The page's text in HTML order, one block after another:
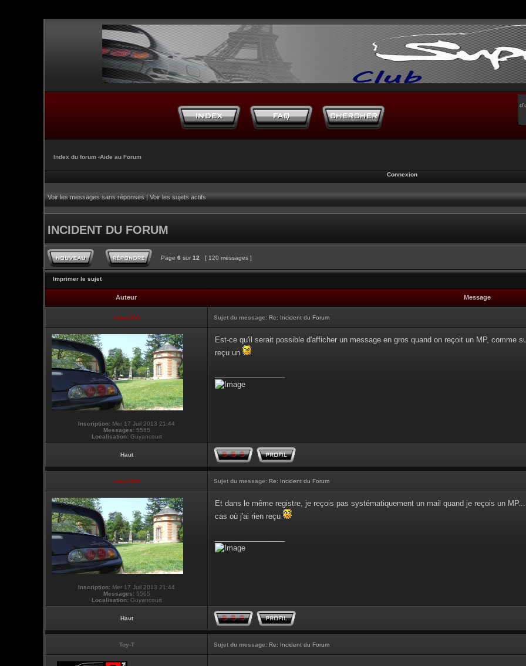
Index du forum ‹Aide au Forum
Connexion
Voir les messages sans réponses|Voir les sujets actifs
INCIDENT DU FORUM
Page 6 sur 12 [ 120 messages ]
Imprimer le sujet
Auteur Message
vmax330 Sujet du message: Re: Incident du Forum
Inscription: Mer 17 Juil 2013 21:44
Messages:5565
Localisation:Guyancourt
Est-ce qu'il serait possible d'afficher un message en gros quand on reçoit un MP, comme
reçu un
Haut
vmax330 Sujet du message: Re: Incident du Forum
Inscription: Mer 17 Juil 2013 21:44
Messages:5565
Localisation:Guyancourt
Et dans le même registre, je reçois pas systématiquement un mail quand je reçois un
cas où j'ai rien reçu
Haut
Toy-T Sujet du message: Re: Incident du Forum